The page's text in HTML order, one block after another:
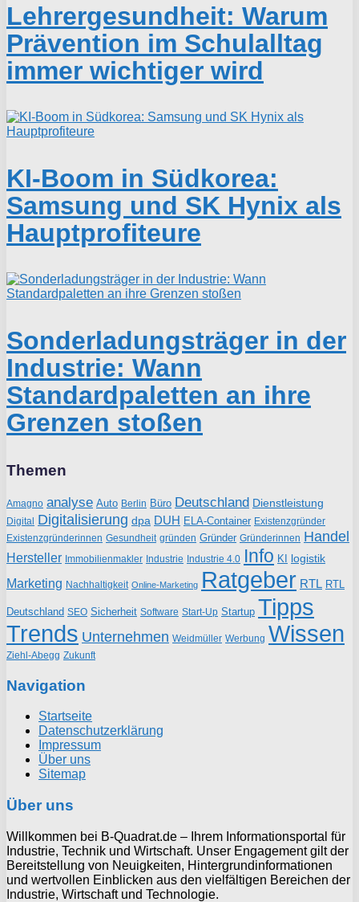
Lehrergesundheit: Warum
Prävention im Schulalltag
immer wichtiger wird
KI-Boom in Südkorea:
Samsung und SK Hynix als
Hauptprofiteure
Sonderladungsträger in der
Industrie: Wann
Standardpaletten an ihre
Grenzen stoßen
Themen
Amagno analyse Auto Berlin Büro Deutschland Dienstleistung
Digital Digitalisierung dpa DUH ELA-Container Existenzgründer
Existenzgründerinnen Gesundheit gründen Gründer Gründerinnen Handel
Hersteller Immobilienmakler Industrie Industrie 4.0 Info KI logistik
Marketing Nachhaltigkeit Online-Marketing Ratgeber RTL RTL
Deutschland SEO Sicherheit Software Start-Up Startup Tipps
Trends Unternehmen Weidmüller Werbung Wissen
Ziehl-Abegg Zukunft
Navigation
Startseite
Datenschutzerklärung
Impressum
Über uns
Sitemap
Über uns
Willkommen bei B-Quadrat.de – Ihrem Informationsportal für
Industrie, Technik und Wirtschaft. Unser Engagement gilt der
Bereitstellung von Neuigkeiten, Hintergrundinformationen
und wertvollen Einblicken aus den vielfältigen Bereichen der
Industrie, Wirtschaft und Technologie.